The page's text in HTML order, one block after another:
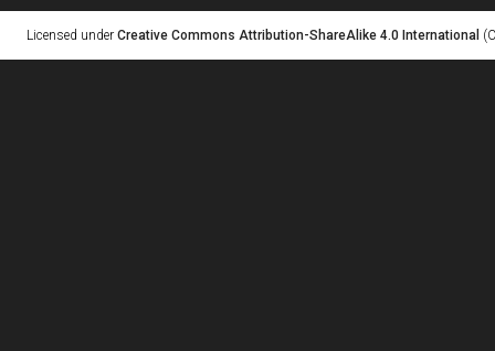
Licensed under Creative Commons Attribution-ShareAlike 4.0 International